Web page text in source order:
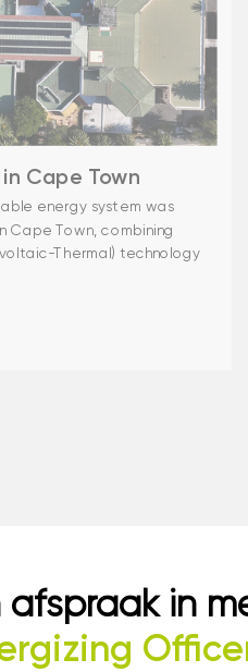
Cape Town
energy system was
Cape Town, combining
Thermal) technology
afspraak in